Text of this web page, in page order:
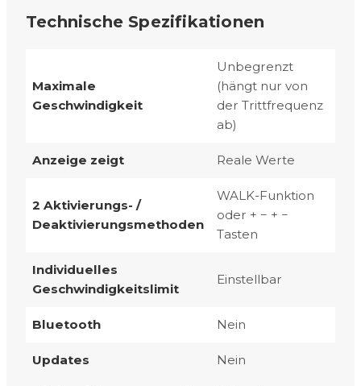
Technische Spezifikationen
Maximale
Geschwindigkeit
Unbegrenzt
(hängt nur von
der Trittfrequenz
ab)
Anzeige zeigt Reale Werte
2 Aktivierungs- /
Deaktivierungsmethoden
WALK-Funktion
oder + − + −
Tasten
Individuelles
Geschwindigkeitslimit
Einstellbar
Bluetooth Nein
Updates Nein